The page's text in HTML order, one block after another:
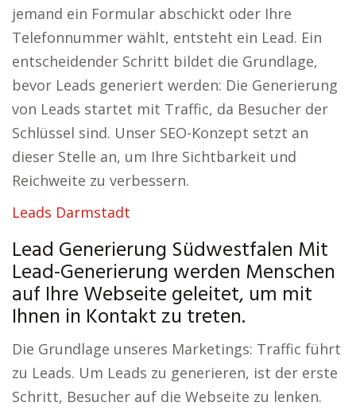
jemand ein Formular abschickt oder Ihre
Telefonnummer wählt, entsteht ein Lead. Ein
entscheidender Schritt bildet die Grundlage,
bevor Leads generiert werden: Die Generierung
von Leads startet mit Traffic, da Besucher der
Schlüssel sind. Unser SEO-Konzept setzt an
dieser Stelle an, um Ihre Sichtbarkeit und
Reichweite zu verbessern.
Leads Darmstadt
Lead Generierung Südwestfalen Mit
Lead-Generierung werden Menschen
auf Ihre Webseite geleitet, um mit
Ihnen in Kontakt zu treten.
Die Grundlage unseres Marketings: Traffic führt
zu Leads. Um Leads zu generieren, ist der erste
Schritt, Besucher auf die Webseite zu lenken.